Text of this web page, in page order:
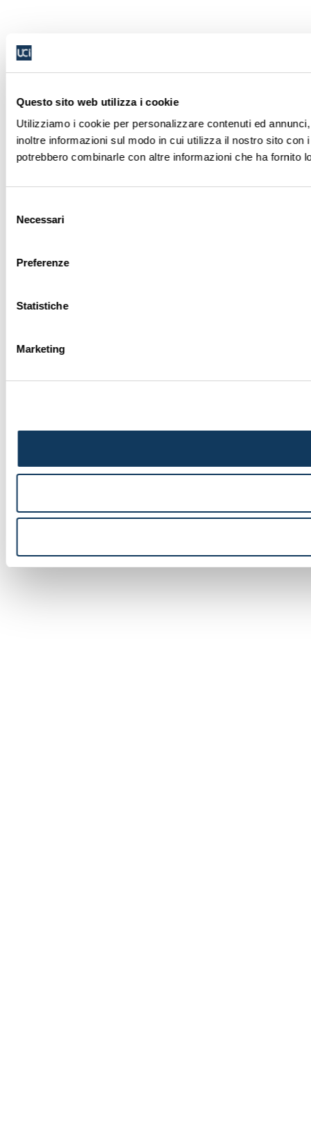
Questo sito web utilizza i cookie
Utilizziamo i cookie per personalizzare contenuti ed
inoltre informazioni sul modo in cui utilizza il nostro sito
potrebbero combinarle con altre informazioni che ha fornito
delNecessari
Preferenze
Statistiche
Marketing